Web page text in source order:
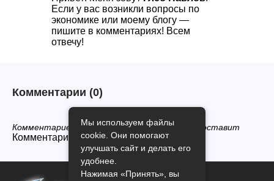
Если у вас возникли вопросы по
экономике или моему блогу —
пишите в комментариях! Всем
отвечу!
Комментарии (0)
Комментариев нет, будьте первым кто его оставит
Комментарии закрыты.
Мы используем файлы
cookie. Они помогают
улучшать сайт и делать его
удобнее.
Нажимая «Принять», вы